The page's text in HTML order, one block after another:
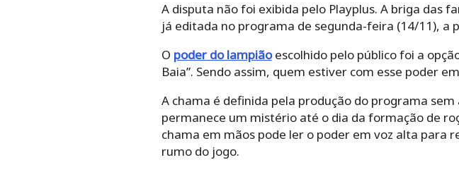
A disputa não foi exibida pelo Playplus. A briga das
já editada no programa de segunda-feira (14/11), a
O poder do lampiãoescolhido pelo público foi a
Baia”. Sendo assim, quem estiver com esse poder
A chama é definida pela produção do programa
permanece um mistério até o dia da formação de
chama em mãos pode ler o poder em voz alta para
rumo do jogo.